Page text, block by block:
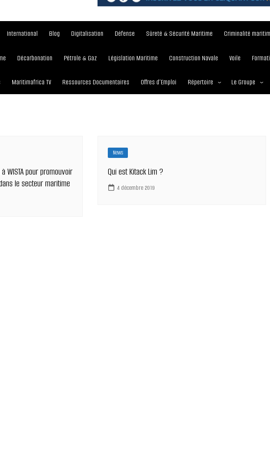
International Blog Digitalisation Défense Sûreté & Sécurité Maritime Criminalité
Décarbonation Pétrole & Gaz Législation Maritime Construction Navale Voile
Maritimafrica TV Ressources Documentaires Offres d’Emploi Répertoire Le Groupe
Media
WISTA pour promouvoir
le secteur maritime
News
Qui est Kitack Lim ?
4 décembre 2019